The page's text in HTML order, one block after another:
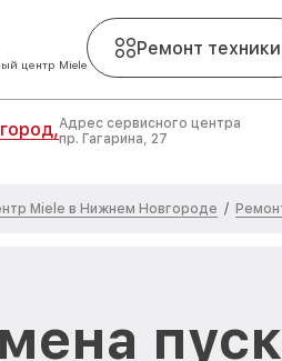
центр Miele
Ремонт техники
Адрес сервисного центра
пр. Гагарина, 27
Miele в Нижнем Новгороде /